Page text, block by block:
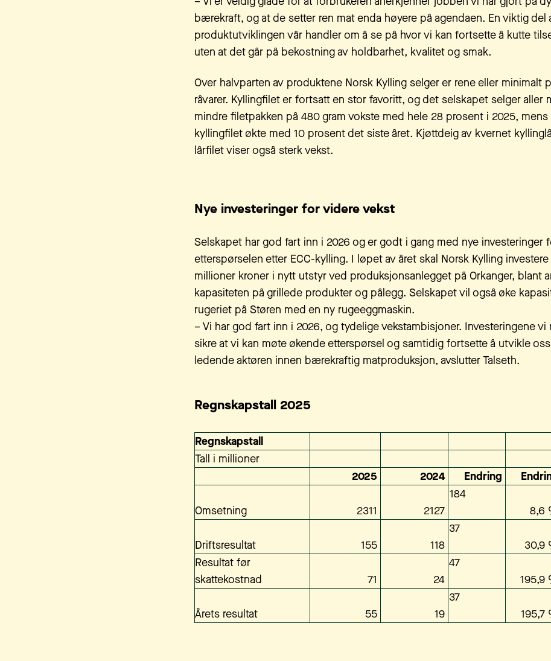
bærekraft, og at de setter ren mat enda høyere på agendaen. En viktig del
produktutviklingen vår handler om å se på hvor vi kan fortsette å kutte
uten at det går på bekostning av holdbarhet, kvalitet og smak.
Over halvparten av produktene Norsk Kylling selger er rene eller minimalt
råvarer. Kyllingfilet er fortsatt en stor favoritt, og det selskapet selger aller
mindre filetpakken på 480 gram vokste med hele 28 prosent i 2025,
kyllingfilet økte med 10 prosent det siste året. Kjøttdeig av kvernet
lårfilet viser også sterk vekst.
Nye investeringer for videre vekst
Selskapet har god fart inn i 2026 og er godt i gang med nye investeringer
etterspørselen etter ECC-kylling. I løpet av året skal Norsk Kylling
millioner kroner i nytt utstyr ved produksjonsanlegget på Orkanger, blant
kapasiteten på grillede produkter og pålegg. Selskapet vil også øke
rugeriet på Støren med en ny rugeeggmaskin.
– Vi har god fart inn i 2026, og tydelige vekstambisjoner. Investeringene vi
sikre at vi kan møte økende etterspørsel og samtidig fortsette å utvikle
ledende aktøren innen bærekraftig matproduksjon, avslutter Talseth.
Regnskapstall 2025
Regnskapstall
Tall i millioner
2025
2024 Endring
Omsetning 2311 2127
184
8,6
Driftsresultat 155 118
37
30,9
Resultat før
skattekostnad
71 24
47
195,9
Årets resultat 55 19
37
195,7